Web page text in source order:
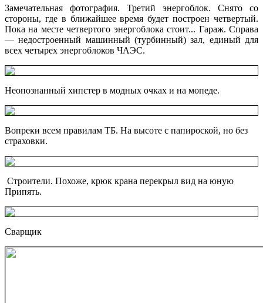
Замечательная фотография. Третий энергоблок. Снято со
стороны, где в ближайшее время будет построен четвертый.
Пока на месте четвертого энергоблока стоит... Гараж. Справа
— недостроенный машинный (турбинный) зал, единый для
всех четырех энергоблоков ЧАЭС.
Неопознанный хипстер в модных очках и на мопеде.
Вопреки всем правилам ТБ. На высоте с папироской, но без
страховки.
Строители. Похоже, крюк крана перекрыл вид на юную
Припять.
Сварщик